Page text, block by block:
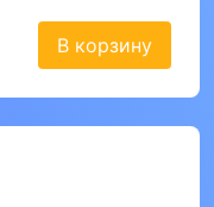
В корзину